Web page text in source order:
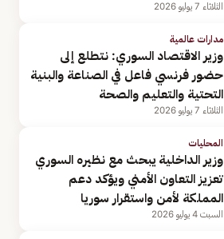
الثلاثاء 7 يوليو 2026
مدارات عالمية
وزير الاقتصاد السوري: نتطلع إلى
حضور فرنسي فاعل في الصناعة والبنية
التحتية والتعليم والصحة
الثلاثاء 7 يوليو 2026
المحليات
وزير الداخلية يبحث مع نظيره السوري
تعزيز التعاون الأمني ويؤكد دعم
المملكة لأمن واستقرار سوريا
السبت 4 يوليو 2026